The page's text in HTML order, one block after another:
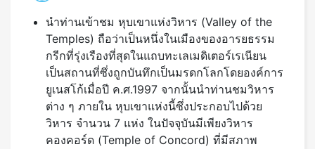
นำท่านเข้าชม หุบเขาแห่งวิหาร (Valley of the
Temples) ถือว่าเป็นหนึ่งในเมืองของอารยธรรม
กรีกที่รุ่งเรืองที่สุดในแถบทะเลเมดิเตอร์เรเนียน
เป็นสถานที่ซึ่งถูกบันทึกเป็นมรดกโลกโดยองค์การ
ยูเนสโก้เมื่อปี ค.ศ.1997 จากนั้นนำท่านชมวิหาร
ต่าง ๆ ภายใน หุบเขาแห่งนี้ซึ่งประกอบไปด้วย
วิหาร จำนวน 7 แห่ง ในปัจจุบันมีเพียงวิหาร
คองคอร์ด (Temple of Concord) ที่มีสภาพ